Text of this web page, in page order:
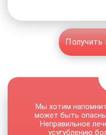
Получить
Мы хотим
может быть
Неправильное
усугублению